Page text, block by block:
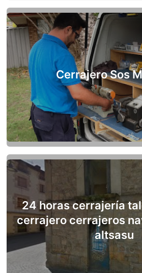
Cerrajero Sos
24 horas cerrajería
cerrajero cerrajeros
altsasu